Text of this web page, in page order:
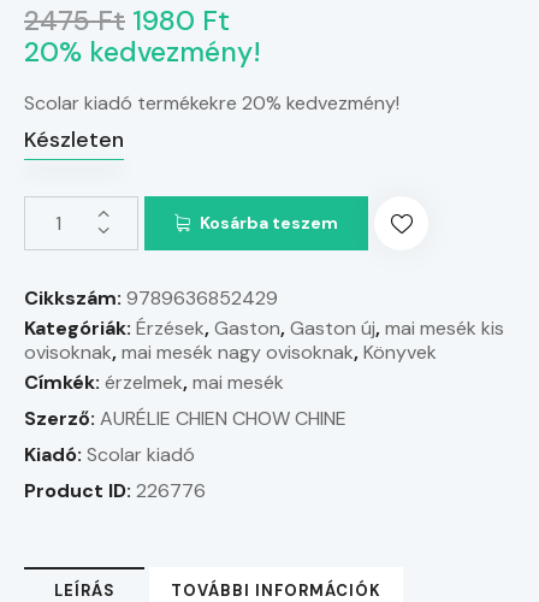
2475 Ft 1980 Ft
20% kedvezmény!
Scolar kiadó termékekre 20% kedvezmény!
Készleten
Kosárba teszem
Cikkszám: 9789636852429
Kategóriák: Érzések,Gaston,Gaston új,mai mesék kis
ovisoknak,mai mesék nagy ovisoknak,Könyvek
Címkék: érzelmek,mai mesék
Szerző: AURÉLIE CHIEN CHOW CHINE
Kiadó: Scolar kiadó
Product ID: 226776
LEÍRÁS TOVÁBBI INFORMÁCIÓK